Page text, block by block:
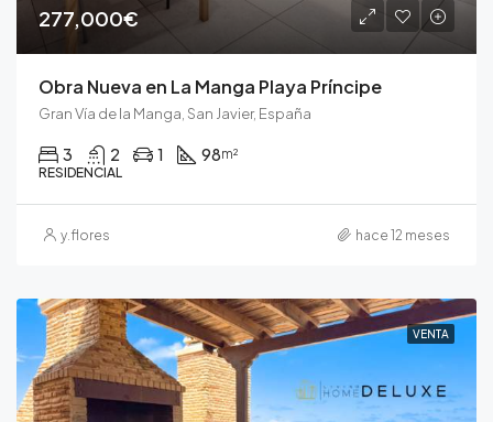
277,000€
Obra Nueva en La Manga Playa Príncipe
Gran Vía de la Manga, San Javier, España
3 2 1 98m²
RESIDENCIAL
y.flores hace 12 meses
VENTA